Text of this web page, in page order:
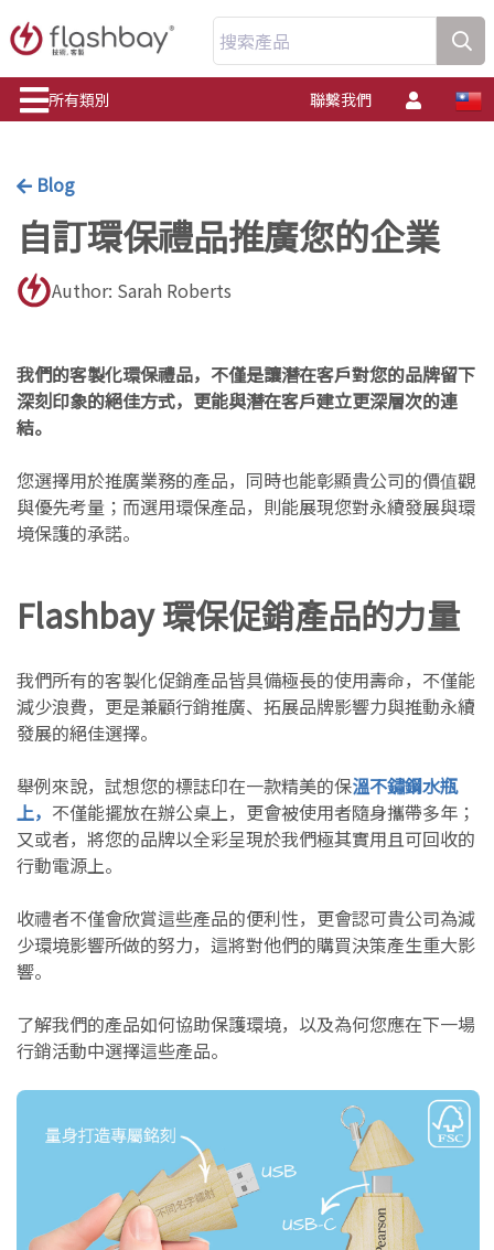
搜索產品
所有類別 聯繫我們
Blog
自訂環保禮品推廣您的企業
Author: Sarah Roberts
我們的客製化環保禮品，不僅是讓潛在客戶對您的品牌留下
深刻印象的絕佳方式，更能與潛在客戶建立更深層次的連
結。
您選擇用於推廣業務的產品，同時也能彰顯貴公司的價值觀
與優先考量；而選用環保產品，則能展現您對永續發展與環
境保護的承諾。
Flashbay 環保促銷產品的力量
我們所有的客製化促銷產品皆具備極長的使用壽命，不僅能
減少浪費，更是兼顧行銷推廣、拓展品牌影響力與推動永續
發展的絕佳選擇。
舉例來說，試想您的標誌印在一款精美的保溫不鏽鋼水瓶
上， 不僅能擺放在辦公桌上，更會被使用者隨身攜帶多年；
又或者，將您的品牌以全彩呈現於我們極其實用且可回收的
行動電源上。
收禮者不僅會欣賞這些產品的便利性，更會認可貴公司為減
少環境影響所做的努力，這將對他們的購買決策產生重大影
響。
了解我們的產品如何協助保護環境，以及為何您應在下一場
行銷活動中選擇這些產品。